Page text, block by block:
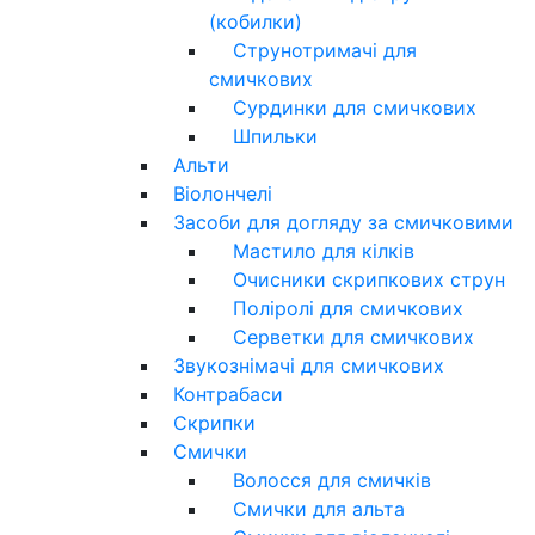
(кобилки)
Струнотримачі для
смичкових
Сурдинки для смичкових
Шпильки
Альти
Віолончелі
Засоби для догляду за смичковими
Мастило для кілків
Очисники скрипкових струн
Поліролі для смичкових
Серветки для смичкових
Звукознімачі для смичкових
Контрабаси
Скрипки
Смички
Волосся для смичків
Смички для альта